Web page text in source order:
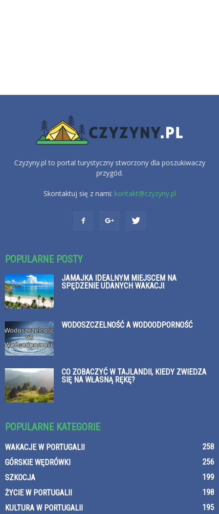
Czyzyny.pl to portal turystyczny stworzony dla poszukiwaczy
przygód.
Skontaktuj się z nami: kontakt@czyzyny.pl
POPULARNE POSTY
JAMAJKA IDEALNYM MIEJSCEM NA
SPĘDZENIE UDANYCH WAKACJI
WODOSZCZELNOŚĆ A WODOODPORNOŚĆ
CO ZOBACZYĆ W TAJLANDII, KIEDY ZWIEDZA
SIĘ NA WŁASNĄ RĘKĘ?
POPULARNE KATEGORIE
WAKACJE W PORTUGALII
258
GÓRSKIE WĘDRÓWKI
256
SZKOCJA
199
ŻYCIE W PORTUGALII
198
KULTURA W PORTUGALII
195